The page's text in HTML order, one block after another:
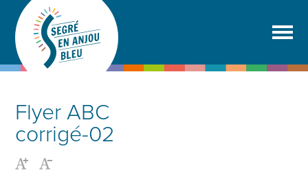
Flyer ABC
corrigé-02